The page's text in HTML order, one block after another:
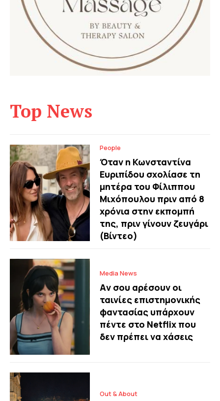
Top News
People
Όταν η Κωνσταντίνα
Ευριπίδου σχολίασε τη
μητέρα του Φίλιππου
Μιχόπουλου πριν από 8
χρόνια στην εκπομπή
της, πριν γίνουν ζευγάρι
(Βίντεο)
Media News
Aν σου αρέσουν οι
ταινίες επιστημονικής
φαντασίας υπάρχουν
πέντε στο Netflix που
δεν πρέπει να χάσεις
Out & About